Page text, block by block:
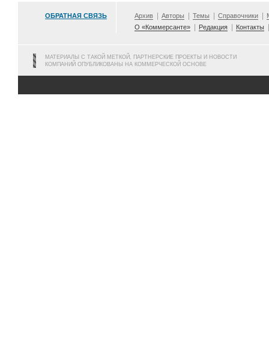
ОБРАТНАЯ СВЯЗЬ Архив Авторы Темы Справочники
О «Коммерсанте»
Редакция Контакты
МАТЕРИАЛЫ С ТАКОЙ МЕТКОЙ, ПАРТНЕРСКИЕ ПРОЕКТЫ И НОВОСТИ
КОМПАНИЙ ОПУБЛИКОВАНЫ НА КОММЕРЧЕСКОЙ ОСНОВЕ